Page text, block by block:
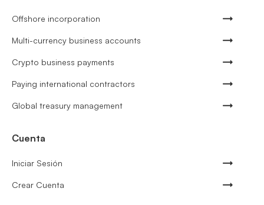
Offshore incorporation
Multi-currency business accounts
Crypto business payments
Paying international contractors
Global treasury management
Cuenta
Iniciar Sesión
Crear Cuenta